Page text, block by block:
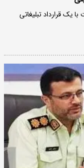
یک قرارداد تبلیغاتی